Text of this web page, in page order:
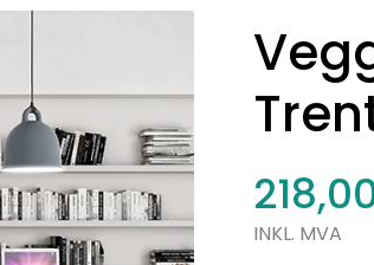
INKL. MVA